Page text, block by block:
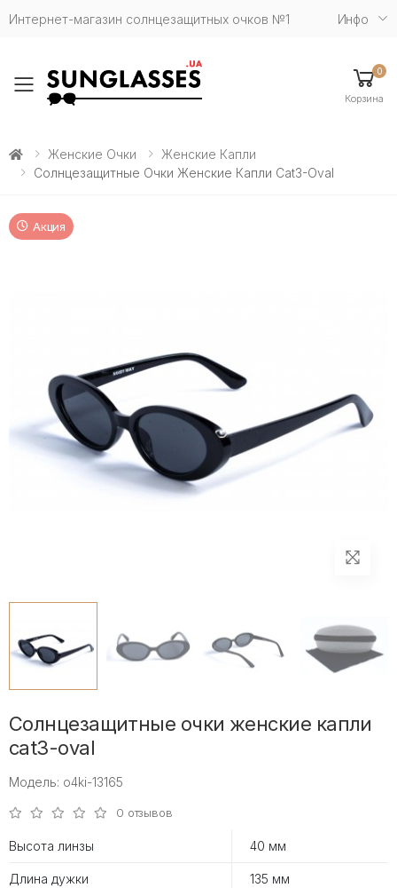
Интернет-магазин солнцезащитных очков №1 Инфо
Toggle mobile menu
0
Корзина
Женские Очки
Женские Капли
Солнцезащитные Очки Женские Капли Cat3-Oval
Акция
Солнцезащитные очки женские капли
cat3-oval
Модель: o4ki-13165
0 отзывов
Высота линзы 40 мм
Длина дужки 135 мм